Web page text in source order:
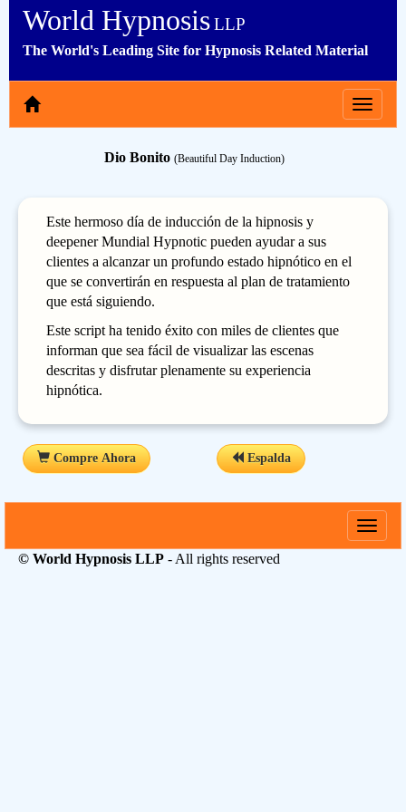
World HypnosisLLP
The World's Leading Site for Hypnosis Related Material
Toggle
Dio Bonito (Beautiful Day Induction)
Este hermoso día de inducción de la hipnosis y
deepener Mundial Hypnotic pueden ayudar a sus
clientes a alcanzar un profundo estado hipnótico en el
que se convertirán en respuesta al plan de tratamiento
que está siguiendo.
Este script ha tenido éxito con miles de clientes que
informan que sea fácil de visualizar las escenas
descritas y disfrutar plenamente su experiencia
hipnótica.
Compre Ahora Espalda
Toggle
© World Hypnosis LLP - All rights reserved